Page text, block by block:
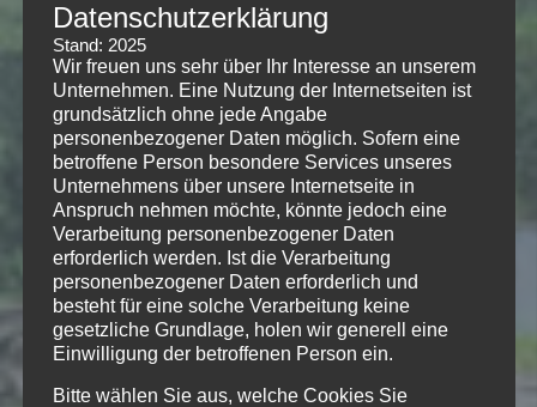
Datenschutzerklärung
Stand: 2025
Wir freuen uns sehr über Ihr Interesse an unserem
Unternehmen. Eine Nutzung der Internetseiten ist
grundsätzlich ohne jede Angabe
personenbezogener Daten möglich. Sofern eine
betroffene Person besondere Services unseres
Unternehmens über unsere Internetseite in
Anspruch nehmen möchte, könnte jedoch eine
Verarbeitung personenbezogener Daten
erforderlich werden. Ist die Verarbeitung
personenbezogener Daten erforderlich und
besteht für eine solche Verarbeitung keine
gesetzliche Grundlage, holen wir generell eine
Einwilligung der betroffenen Person ein.
Bitte wählen Sie aus, welche Cookies Sie